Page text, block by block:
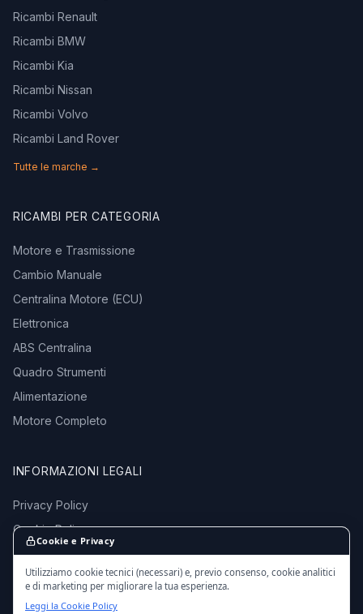
Ricambi Renault
Ricambi BMW
Ricambi Kia
Ricambi Nissan
Ricambi Volvo
Ricambi Land Rover
Tutte le marche →
RICAMBI PER CATEGORIA
Motore e Trasmissione
Cambio Manuale
Centralina Motore (ECU)
Elettronica
ABS Centralina
Quadro Strumenti
Alimentazione
Motore Completo
INFORMAZIONI LEGALI
Privacy Policy
Cookie Policy
Termini e Condizioni
Cookie e Privacy
Utilizziamo cookie tecnici (necessari) e, previo consenso, cookie analitici
e di marketing per migliorare la tua esperienza.
Leggi la Cookie Policy